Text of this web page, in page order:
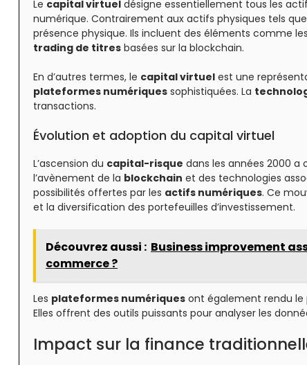
Le capital virtuel désigne essentiellement tous les
numérique. Contrairement aux actifs physiques tels
présence physique. Ils incluent des éléments comme
trading de titres basées sur la blockchain.
En d’autres termes, le capital virtuel est une
plateformes numériques sophistiquées. La
transactions.
Évolution et adoption du capital virtuel
L’ascension du capital-risque dans les années 2000
l’avènement de la blockchain et des technologies
possibilités offertes par les actifs numériques. Ce
et la diversification des portefeuilles d’investissement.
Découvrez aussi : Business improvement
commerce ?
Les plateformes numériques ont également rendu le
Elles offrent des outils puissants pour analyser les
Impact sur la finance